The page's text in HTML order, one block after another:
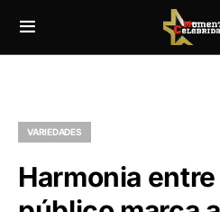
VARIEDADES
Harmonia